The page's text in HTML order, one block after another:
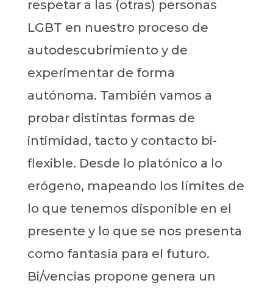
respetar a las (otras) personas
LGBT en nuestro proceso de
autodescubrimiento y de
experimentar de forma
autónoma. También vamos a
probar distintas formas de
intimidad, tacto y contacto bi-
flexible. Desde lo platónico a lo
erógeno, mapeando los límites de
lo que tenemos disponible en el
presente y lo que se nos presenta
como fantasía para el futuro.
Bi/vencias propone genera un